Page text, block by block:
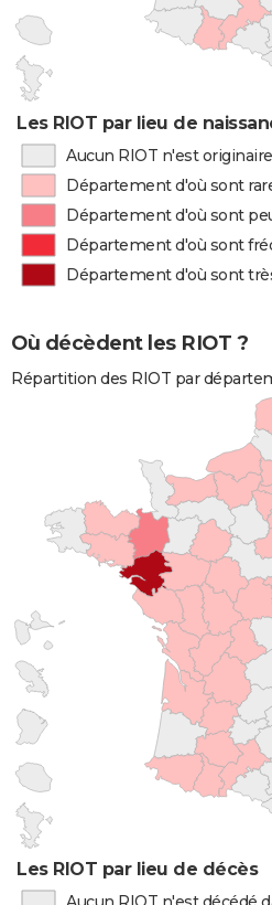
Les RIOT par lieu de
Aucun RIOT n'est
Département d'où sont
Département d'où sont
Département d'où sont
Département d'où sont
Où décèdent les RIOT ?
Répartition des RIOT par
Les RIOT par lieu de décès